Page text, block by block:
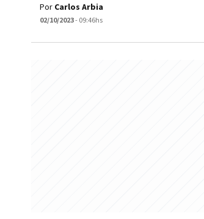
Por Carlos Arbia
02/10/2023- 09:46hs